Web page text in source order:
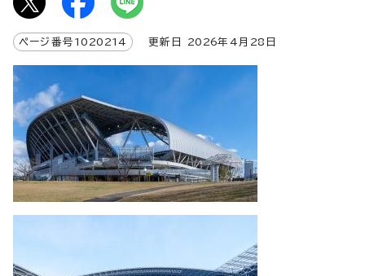
ページ番号 1020214 更新日 2026年4月 28 日